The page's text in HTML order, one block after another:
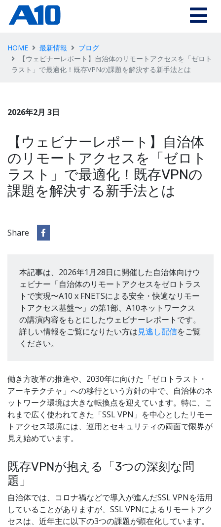
HOME 最新情報
ブログ
【ウェビナーレポート】自治体のリモートアクセスを「ゼロト
ラスト」で最適化！既存VPNの課題を解決する新手法とは
2026年2月 3日
【ウェビナーレポート】自治体
のリモートアクセスを「ゼロト
ラスト」で最適化！既存VPNの
課題を解決する新手法とは
Share
本記事は、2026年1月28日に開催した自治体向けウ
ェビナー「自治体のリモートアクセスをゼロトラス
トで実現〜A10 x FNETSによる安全・快適なリモー
トアクセス基盤〜」の第1部、A10ネットワークス
の講演内容をもとにしたウェビナーレポートです。
詳しい情報をご覧になりたい方は見逃し配信をご覧
ください。
働き方改革の推進や、2030年に向けた「ゼロトラスト・
アーキテクチャ」への移行という方針の中で、自治体のネ
ットワーク環境は大きな転換点を迎えています。特に、こ
れまで広く使われてきた「SSL VPN」を中心としたリモー
トアクセス環境には、運用とセキュリティの両面で限界が
見え始めています。
既存VPNが抱える「3つの深刻な問
題」
自治体では、コロナ禍などで導入が進んだSSL VPNを活用
していることがありますが、SSL VPNによるリモートアク
セスは、近年主に以下の3つの課題が顕在化しています。